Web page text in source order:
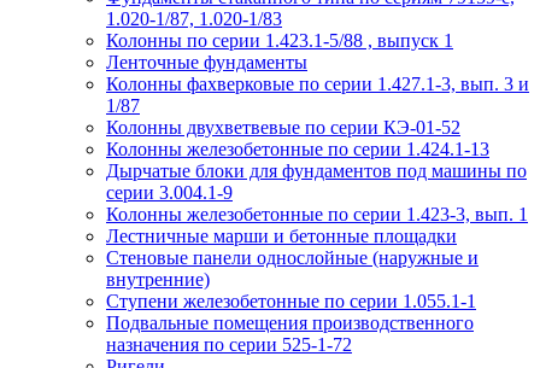
1.020-1/87, 1.020-1/83
Колонны по серии 1.423.1-5/88 , выпуск 1
Ленточные фундаменты
Колонны фахверковые по серии 1.427.1-3, вып. 3 и
1/87
Колонны двухветвевые по серии КЭ-01-52
Колонны железобетонные по серии 1.424.1-13
Дырчатые блоки для фундаментов под машины по
серии 3.004.1-9
Колонны железобетонные по серии 1.423-3, вып. 1
Лестничные марши и бетонные площадки
Стеновые панели однослойные (наружные и
внутренние)
Ступени железобетонные по серии 1.055.1-1
Подвальные помещения производственного
назначения по серии 525-1-72